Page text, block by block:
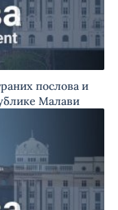
послова и
Малави